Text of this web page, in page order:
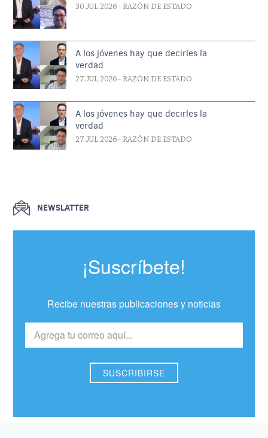
30 JUL 2026 - RAZÓN DE ESTADO
A los jóvenes hay que decirles la
verdad
27 JUL 2026 - RAZÓN DE ESTADO
A los jóvenes hay que decirles la
verdad
27 JUL 2026 - RAZÓN DE ESTADO
NEWSLATTER
¡Suscríbete!
Recibe nuestras publicaciones y noticias